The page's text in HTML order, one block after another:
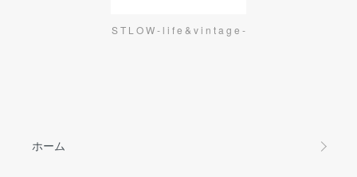
S T L O W - l i f e & v i n t a g e -
ホーム